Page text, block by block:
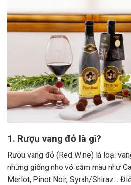
1. Rượu vang đỏ là gì?
Rượu vang đỏ (Red Wine) là loại
những giống nho vỏ sẫm màu như
Merlot, Pinot Noir, Syrah/Shiraz…